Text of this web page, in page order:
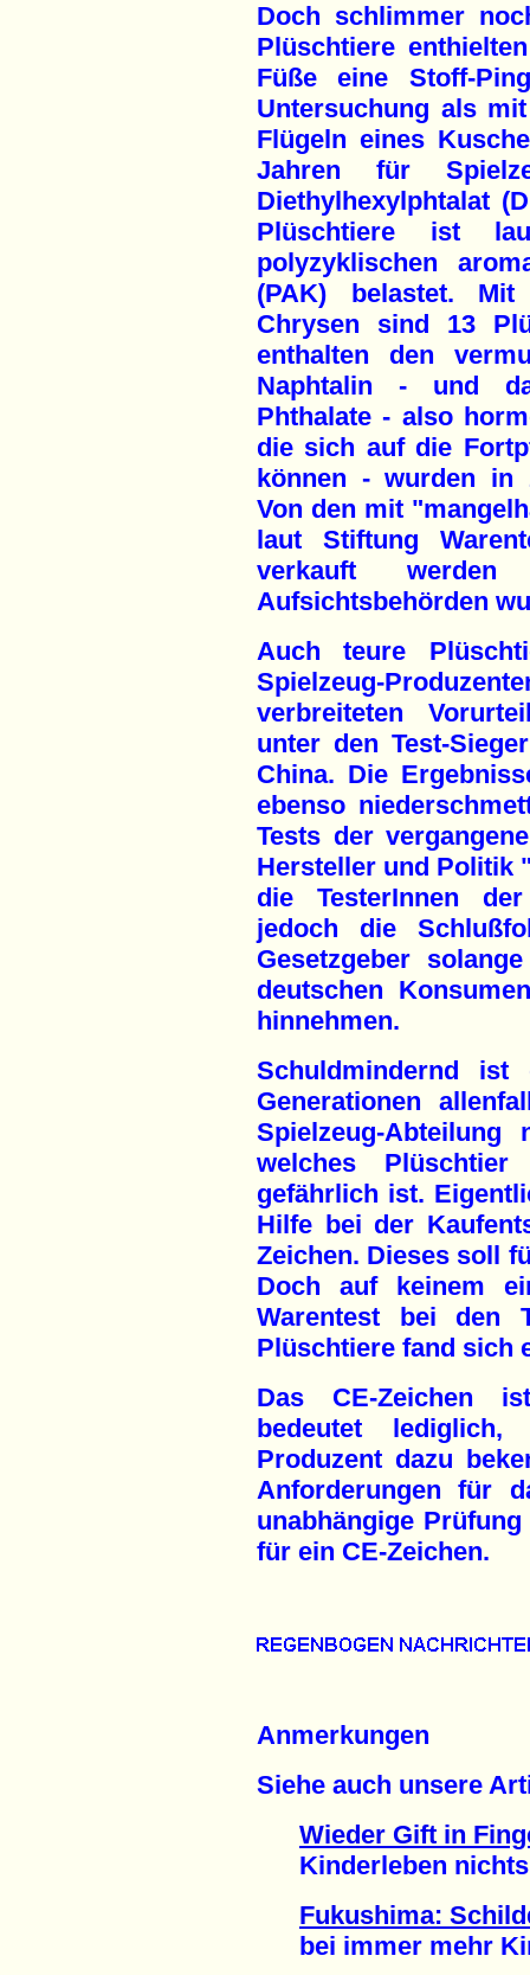
Doch schlimmer
Plüschtiere
Füße eine Stoff-
Untersuchung als
Flügeln eines
Jahren für
Diethylhexylphtalat
Plüschtiere ist
polyzyklischen
(PAK) belastet. Mit
Chrysen sind 13
enthalten den
Naphtalin - und
Phthalate - also
die sich auf die
können - wurden in
Von den mit
laut Stiftung
verkauft
Aufsichtsbehörden
Auch teure
Spielzeug-
verbreiteten
unter den Test-
China. Die
ebenso
Tests der
Hersteller und Politik
die TesterInnen
jedoch die
Gesetzgeber
deutschen
hinnehmen.
Schuldmindernd
Generationen
Spielzeug-
welches
gefährlich ist.
Hilfe bei der
Zeichen. Dieses soll
Doch auf keinem
Warentest bei den
Plüschtiere fand sich
Das CE-Zeichen
bedeutet
Produzent dazu
Anforderungen für
unabhängige
für ein CE-Zeichen.
Anmerkungen
Siehe auch unsere
Wieder Gift in
Kinderleben nichts
Fukushima:
bei immer mehr